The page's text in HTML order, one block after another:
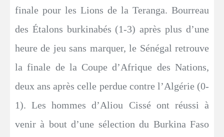
finale pour les Lions de la Teranga. Bourreau
des Étalons burkinabés (1-3) après plus d’une
heure de jeu sans marquer, le Sénégal retrouve
la finale de la Coupe d’Afrique des Nations,
deux ans après celle perdue contre l’Algérie (0-
1). Les hommes d’Aliou Cissé ont réussi à
venir à bout d’une sélection du Burkina Faso